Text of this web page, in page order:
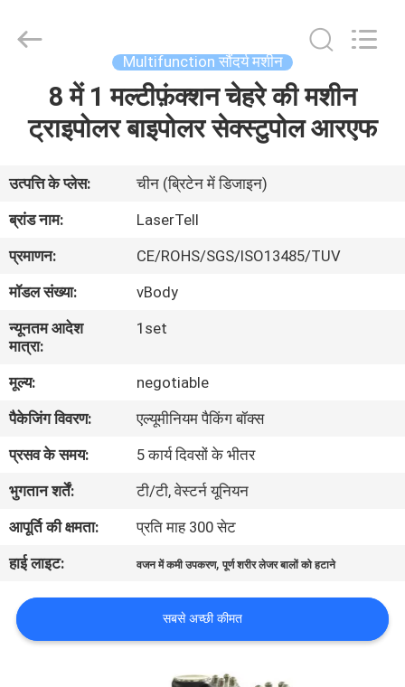
हमारे
बारे
कारखाना
गुणवत्ता
नियंत्रण
साइटमैप
PRIVACY
POLICY
Developed
Multifunction सौंदर्य मशीन
8 में 1 मल्टीफ़ंक्शन चेहरे की मशीन
ट्राइपोलर बाइपोलर सेक्स्टुपोल आरएफ
उत्पत्ति के प्लेस:
चीन (ब्रिटेन में डिजाइन)
ब्रांड नाम:
LaserTell
प्रमाणन:
CE/ROHS/SGS/ISO13485/TUV
मॉडल संख्या:
vBody
न्यूनतम आदेश
मात्रा:
1set
मूल्य:
negotiable
पैकेजिंग विवरण:
एल्यूमीनियम पैकिंग बॉक्स
प्रसव के समय:
5 कार्य दिवसों के भीतर
भुगतान शर्तें:
टी/टी, वेस्टर्न यूनियन
आपूर्ति की क्षमता:
प्रति माह 300 सेट
हाई लाइट:
वजन में कमी उपकरण,पूर्ण शरीर लेजर बालों को हटाने
सबसे अच्छी कीमत